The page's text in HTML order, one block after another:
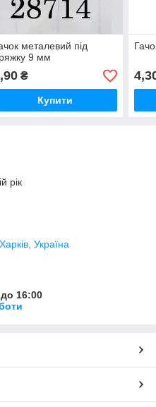
металевий під
9 мм
₴
Купити
рік
Україна
16:00